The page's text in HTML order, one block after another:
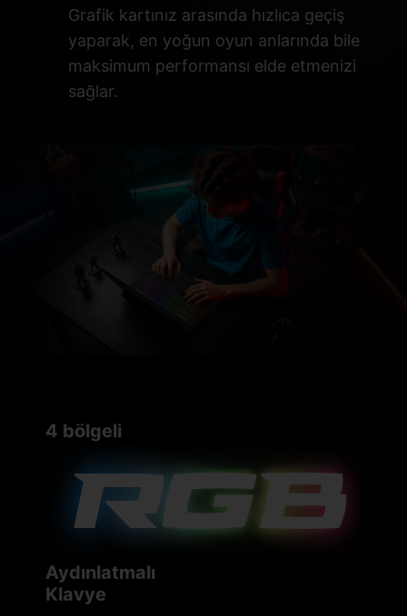
Grafik kartınız arasında hızlıca geçiş
yaparak, en yoğun oyun anlarında bile
maksimum performansı elde etmenizi
sağlar.
4 bölgeli
Aydınlatmalı
Klavye